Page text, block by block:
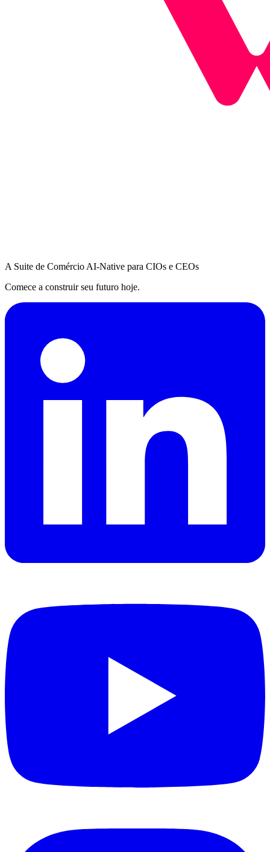
A Suite de Comércio AI-Native para CIOs e CEOs
Comece a construir seu futuro hoje.